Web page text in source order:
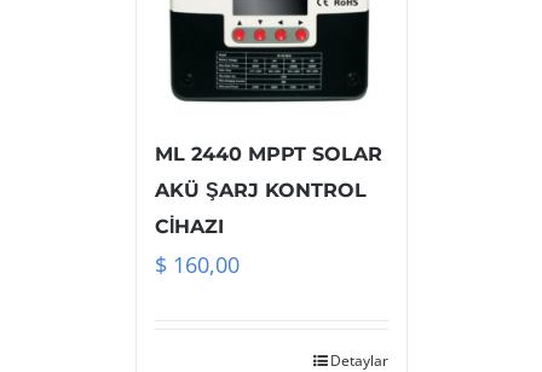
ML 2440 MPPT SOLAR
AKÜ ŞARJ KONTROL
CİHAZI
$160,00
Detaylar